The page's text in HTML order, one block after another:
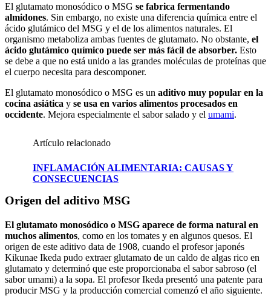
El glutamato monosódico o MSG se fabrica fermentando
almidones. Sin embargo, no existe una diferencia química entre el
ácido glutámico del MSG y el de los alimentos naturales. El
organismo metaboliza ambas fuentes de glutamato. No obstante, el
ácido glutámico químico puede ser más fácil de absorber. Esto
se debe a que no está unido a las grandes moléculas de proteínas que
el cuerpo necesita para descomponer.
El glutamato monosódico o MSG es un aditivo muy popular en la
cocina asiática y se usa en varios alimentos procesados ​​en
occidente. Mejora especialmente el sabor salado y el umami.
Artículo relacionado
INFLAMACIÓN ALIMENTARIA: CAUSAS Y
CONSECUENCIAS
Origen del aditivo MSG
El glutamato monosódico o MSG aparece de forma natural en
muchos alimentos, como en los tomates y en algunos quesos. El
origen de este aditivo data de 1908, cuando el profesor japonés
Kikunae Ikeda pudo extraer glutamato de un caldo de algas rico en
glutamato y determinó que este proporcionaba el sabor sabroso (el
sabor umami) a la sopa. El profesor Ikeda presentó una patente para
producir MSG y la producción comercial comenzó el año siguiente.